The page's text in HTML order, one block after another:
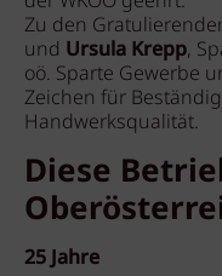
Zu den
und Ursula Krepp,
oö. Sparte Gewerbe
Zeichen für
Handwerksqualität.
Diese
25 Jahre